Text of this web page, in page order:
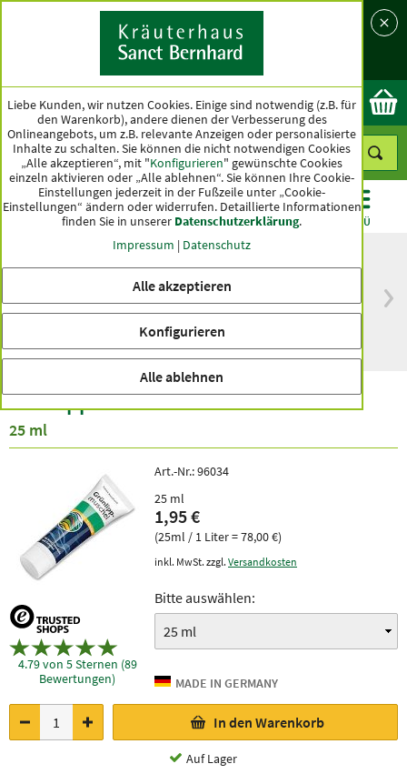
Land
Ok
KATEGORIEN ANGEBOTE TOPSELLER MENÜ
versandkostenfrei
innerhalb Deutschlands
Spitzenqualität seit
Grünlippmuschel-Balsam
25 ml
4.79 von 5 Sternen (89
Bewertungen)
Art.-Nr.:96034
25 ml
1,95 €
(25ml / 1 Liter = 78,00 €)
inkl. MwSt. zzgl. Versandkosten
Bitte auswählen:
In den Warenkorb
Auf Lager
Liebe Kunden, wir nutzen Cookies. Einige sind notwendig (z.B. für
den Warenkorb), andere dienen der Verbesserung des
Onlineangebots, um z.B. relevante Anzeigen oder personalisierte
Inhalte zu schalten. Sie können die nicht notwendigen Cookies
„Alle akzeptieren“, mit "Konfigurieren" gewünschte Cookies
einzeln aktivieren oder „Alle ablehnen“. Sie können Ihre Cookie-
Einstellungen jederzeit in der Fußzeile unter „Cookie-
Einstellungen“ ändern oder widerrufen. Detaillierte Informationen
finden Sie in unserer Datenschutzerklärung.
Impressum | Datenschutz
Alle akzeptieren
Konfigurieren
Alle ablehnen